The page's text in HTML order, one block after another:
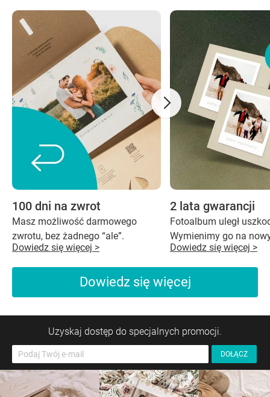
100 dni na zwrot
Masz możliwość darmowego
zwrotu, bez żadnego “ale”.
Dowiedz się więcej >
2 lata gwarancji
Fotoalbum uległ
Wymienimy go na
Dowiedz się więcej >
Dowiedz się więcej
Uzyskaj dostęp do specjalnych promocji.